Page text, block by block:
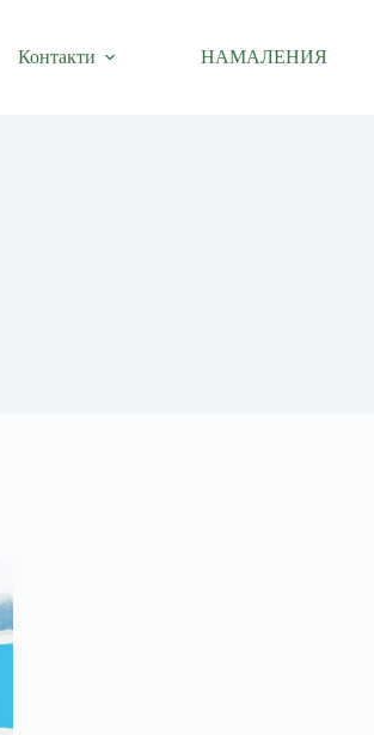
Контакти НАМАЛЕНИЯ